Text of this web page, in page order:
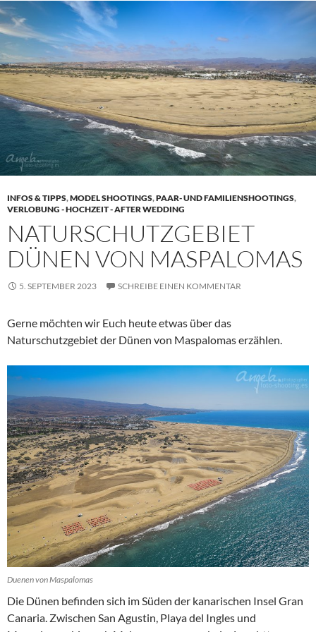
INFOS & TIPPS,MODEL SHOOTINGS,PAAR- UND FAMILIENSHOOTINGS,
VERLOBUNG - HOCHZEIT - AFTER WEDDING
NATURSCHUTZGEBIET
DÜNEN VON MASPALOMAS
5. SEPTEMBER 2023 SCHREIBE EINEN KOMMENTAR
Gerne möchten wir Euch heute etwas über das
Naturschutzgebiet der Dünen von Maspalomas erzählen.
Duenen von Maspalomas
Die Dünen befinden sich im Süden der kanarischen Insel Gran
Canaria. Zwischen San Agustin, Playa del Ingles und